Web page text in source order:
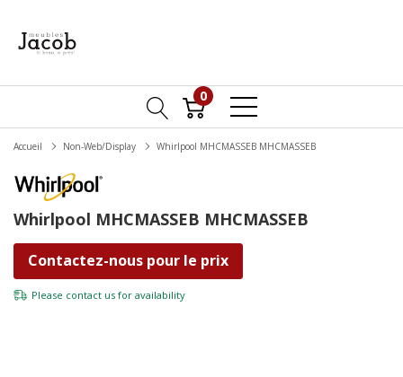
0
Accueil Non-Web/Display Whirlpool MHCMASSEB MHCMASSEB
Whirlpool MHCMASSEB MHCMASSEB
Contactez-nous pour le prix
Please contact us for availability